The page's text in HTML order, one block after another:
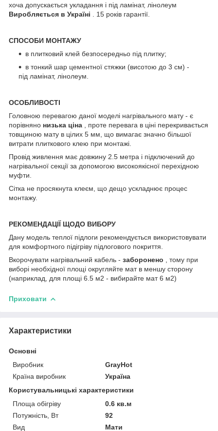
хоча допускається укладання і під ламінат, лінолеум
Виробляється в Україні
. 15 років гарантії.
СПОСОБИ МОНТАЖУ
в плитковий клей безпосередньо під плитку;
в тонкий шар цементної стяжки (висотою до 3 см) -
під ламінат, лінолеум.
ОСОБЛИВОСТІ
Головною перевагою даної моделі нагрівального мату - є
порівняно низька ціна
, проте перевага в ціні перекривається
товщиною мату в цілих 5 мм, що вимагає значно більшої
витрати плиткового клею при монтажі.
Провід живлення має довжину 2.5 метра і підключений до
нагрівальної секції за допомогою високоякісної перехідною
муфти.
Сітка не просякнута клеєм, що дещо ускладнює процес
монтажу.
РЕКОМЕНДАЦІЇ ЩОДО ВИБОРУ
Дану модель теплої підлоги рекомендується використовувати
для комфортного підігріву підлогового покриття.
Вкорочувати нагрівальний кабель - заборонено
, тому при
виборі необхідної площі округляйте мат в меншу сторону
(наприклад, для площі 6.5 м2 - вибирайте мат 6 м2)
Приховати
Характеристики
Основні
Виробник
GrayHot
Країна виробник
Україна
Користувальницькі характеристики
Площа обігріву
0.6 кв.м
Потужність, Вт
92
Вид
Мати